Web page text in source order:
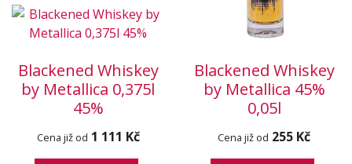
Blackened Whiskey
by Metallica 0,375l
45%
Cena již od 1 111 Kč
Blackened Whiskey
by Metallica 45%
0,05l
Cena již od 255 Kč